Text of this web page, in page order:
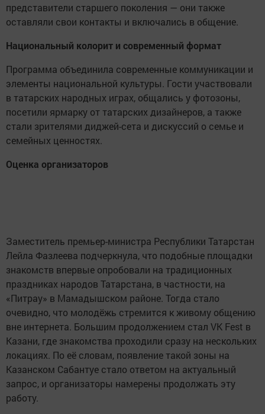
представители старшего поколения — они также
оставляли свои контакты и включались в общение.
Национальный колорит и современный формат
Программа объединила современные коммуникации и
элементы национальной культуры. Гости участвовали
в татарских народных играх, общались у фотозоны,
посетили ярмарку от татарских дизайнеров, а также
стали зрителями диджей-сета и дискуссий о семье и
семейных ценностях.
Оценка организаторов
Заместитель премьер-министра Республики Татарстан
Лейла Фазлеева подчеркнула, что подобные площадки
знакомств впервые опробовали на традиционных
праздниках народов Татарстана, в частности, на
«Питрау» в Мамадышском районе. Тогда стало
очевидно, что молодёжь стремится к живому общению
вне интернета. Большим продолжением стал VK Fest в
Казани, где знакомства проходили сразу на нескольких
локациях. По её словам, появление такой зоны на
Казанском Сабантуе стало ответом на актуальный
запрос, и организаторы намерены продолжать эту
работу.